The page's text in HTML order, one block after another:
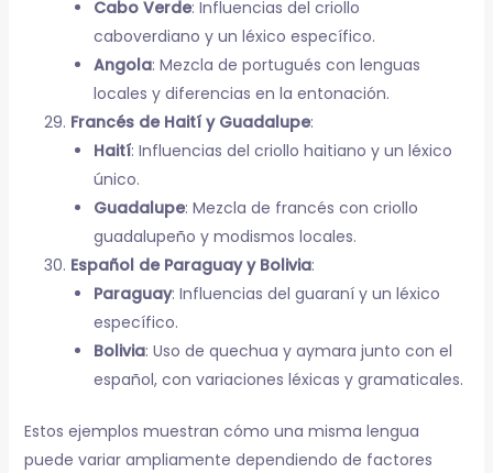
Cabo Verde: Influencias del criollo
caboverdiano y un léxico específico.
Angola: Mezcla de portugués con lenguas
locales y diferencias en la entonación.
Francés de Haití y Guadalupe:
Haití: Influencias del criollo haitiano y un léxico
único.
Guadalupe: Mezcla de francés con criollo
guadalupeño y modismos locales.
Español de Paraguay y Bolivia:
Paraguay: Influencias del guaraní y un léxico
específico.
Bolivia: Uso de quechua y aymara junto con el
español, con variaciones léxicas y gramaticales.
Estos ejemplos muestran cómo una misma lengua
puede variar ampliamente dependiendo de factores